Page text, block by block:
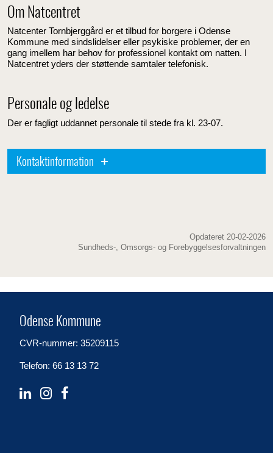
Om Natcentret
Natcenter Tornbjerggård er et tilbud for borgere i Odense
Kommune med sindslidelser eller psykiske problemer, der en
gang imellem har behov for professionel kontakt om natten. I
Natcentret yders der støttende samtaler telefonisk.
Personale og ledelse
Der er fagligt uddannet personale til stede fra kl. 23-07.
Kontaktinformation
Opdateret 20-02-2026
Sundheds-, Omsorgs- og Forebyggelsesforvaltningen
Odense Kommune
CVR-nummer: 35209115
Telefon: 66 13 13 72